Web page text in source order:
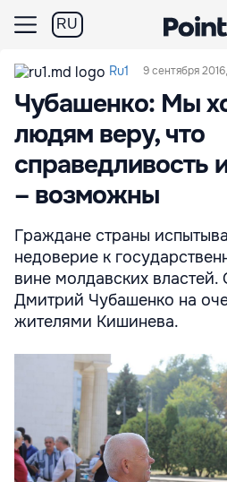
RU
Ru1 9 сентября
Чубашенко: Мы
людям веру, что
справедливость
– возможны
Граждане страны
недоверие к
вине молдавских властей.
Дмитрий Чубашенко на
жителями Кишинева.